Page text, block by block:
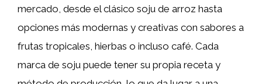
mercado, desde el clásico soju de arroz hasta
opciones más modernas y creativas con sabores a
frutas tropicales, hierbas o incluso café. Cada
marca de soju puede tener su propia receta y